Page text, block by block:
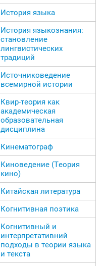
История языка
История языкознания:
становление
лингвистических
традиций
Источниковедение
всемирной истории
Квир-теория как
академическая
образовательная
дисциплина
Кинематограф
Киноведение (Теория
кино)
Китайская литература
Когнитивная поэтика
Когнитивный и
интерпретативний
подходы в теории языка
и текста